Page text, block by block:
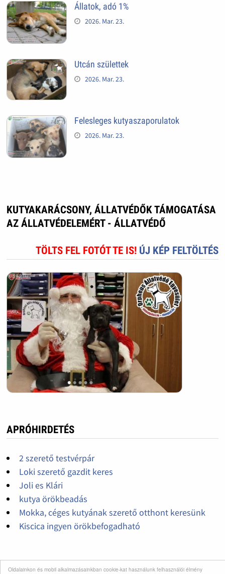
Oldalainkon és mobil alkalmazásainkban cookie-kat használunk felhasználói élmény
Állatok, adó 1%
2026. Mar. 23.
Utcán születtek
2026. Mar. 23.
Felesleges kutyaszaporulatok
2026. Mar. 23.
KUTYAKARÁCSONY, ÁLLATVÉDŐK TÁMOGATÁSA
AZ ÁLLATVÉDELEMÉRT - ÁLLATVÉDŐ
TÖLTS FEL FOTÓT TE IS! ÚJ KÉP FELTÖLTÉS
APRÓHIRDETÉS
2 szerető testvérpár
Loki szerető gazdit keres
Joli es Klári
kutya örökbeadás
Mokka, céges kutyának szerető otthont keresünk
Kiscica ingyen örökbefogadható
GALÉRIA